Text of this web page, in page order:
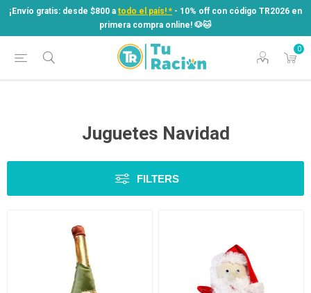
¡Envío gratis: desde $800 a todo el país! * - 10% off con código TR2026 en
primera compra online! ​🐶​🐱
0
¡Envío gratis: desde $800 atodo el país! *
- 10% off con código TR2026 en
primera compra online! ​🐶​🐱
Juguetes Navidad
FILTERS